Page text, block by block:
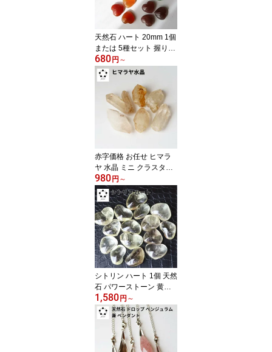
レッシュ ポジティブエネ
ルギー
天然石 ハート 20mm 1個
または 5種セット 握り石
置物 インテリア 天然石
紅水晶 プレゼント 贈り
物 ギフト プレゼント お
680円 ～
赤字価格 お任せ ヒマラ
ヤ 水晶 ミニ クラスター
ポイントマニハール産 原
石 天然石 パワーストー
ン ヒマラヤ産 プレゼン
ト 水晶 クォーツ 誕生石
4月生石 4月 浄化 お祝い
新築祝い 玄関 置物 記念
誕生日 贈り物 送料無料
980円 ～
シトリン ハート 1個 天然
石 パワーストーン 黄水
晶 金運 仕事運 贈り物 イ
ンテリア 飾り 置物 プレ
ゼント レディース メン
ズ お祝い 記念 ギフト
1,580円 ～